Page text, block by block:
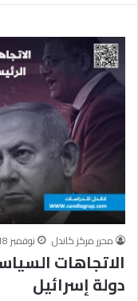
محرر مركز كاندل نوفمبر 18, 2023
الاتجاهات
دولة إسرائيل